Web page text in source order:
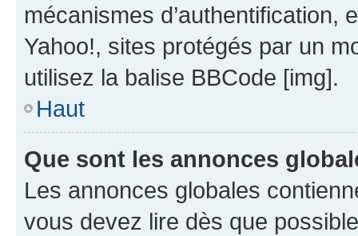
mécanismes d’authentification,
Yahoo!, sites protégés par un
utilisez la balise BBCode [img].
Haut
Que sont les annonces
Les annonces globales
vous devez lire dès que